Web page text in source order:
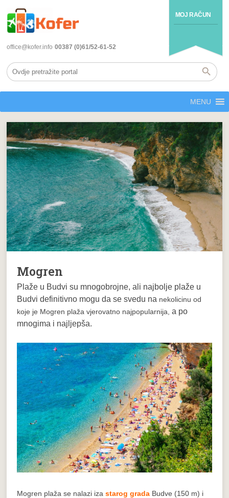
MOJ RAČUN
office@kofer.info 00387 (0)61/52-61-52
MENU
Mogren
Plaže u Budvi su mnogobrojne, ali najbolje plaže u
Budvi definitivno mogu da se svedu na nekolicinu od
koje je Mogren plaža vjerovatno najpopularnija,a po
mnogima i najljepša.
Mogren plaža se nalazi izastarog grada Budve (150 m) i